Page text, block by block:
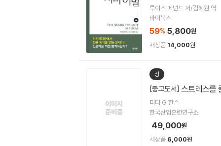
루이스 메넌드 저/김혜원 역
바이북스
59% 5,800원
새상품 14,000원
상
[중고도서] 스트레스를
피터 G 한슨
한국산업훈련연구소
49,000원
새상품 6,000원